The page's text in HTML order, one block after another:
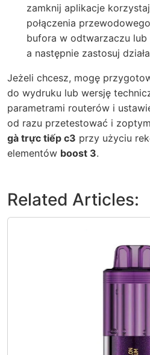
zamknij aplikacje
połączenia
bufora w odtwarzaczu
a następnie zastosuj
Jeżeli chcesz, mogę
do wydruku lub wersję
parametrami routerów i
od razu przetestować i
gà trực tiếp c3 przy użyciu
elementów boost 3.
Related Articles: